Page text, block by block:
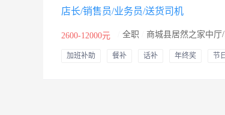
店长/销售员/业务员/送货司机
2600-12000元 全职 商城县居然之家中
加班补助 餐补 话补 年终奖 节